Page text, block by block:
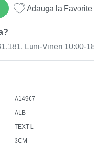
Adauga la Favorite
Luni-Vineri 10:00-
A14967
ALB
TEXTIL
3CM